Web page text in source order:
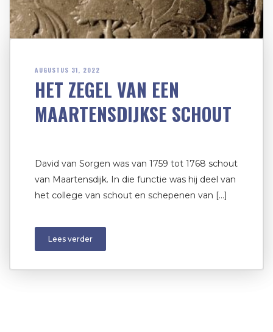
AUGUSTUS 31, 2022
HET ZEGEL VAN EEN
MAARTENSDIJKSE SCHOUT
David van Sorgen was van 1759 tot 1768 schout
van Maartensdijk. In die functie was hij deel van
het college van schout en schepenen van […]
Lees verder